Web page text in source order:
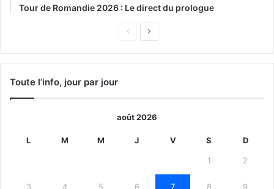
Tour de Romandie 2026 : Le direct du prologue
Page
Page
Toute l’info, jour par jour
août 2026
L M M J V S D
1 2
3 4 5 6 7 8 9